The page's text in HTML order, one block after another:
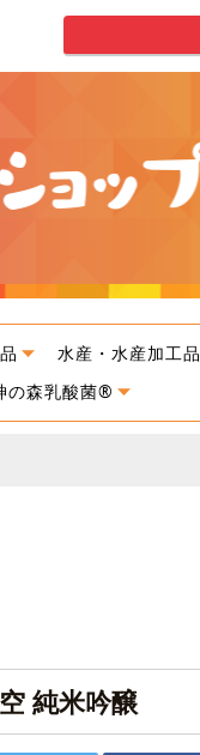
水産・水産加工品
の森乳酸菌®
純米吟醸